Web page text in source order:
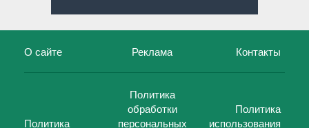
О сайте Реклама Контакты
Политика
Политика
обработки
персональных
Политика
использования